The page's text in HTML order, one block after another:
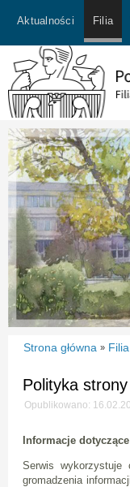
Aktualności Filia
Strona główna » Filia
Polityka
Opublikowano:
Informacje
Serwis wykorzystuje
gromadzenia